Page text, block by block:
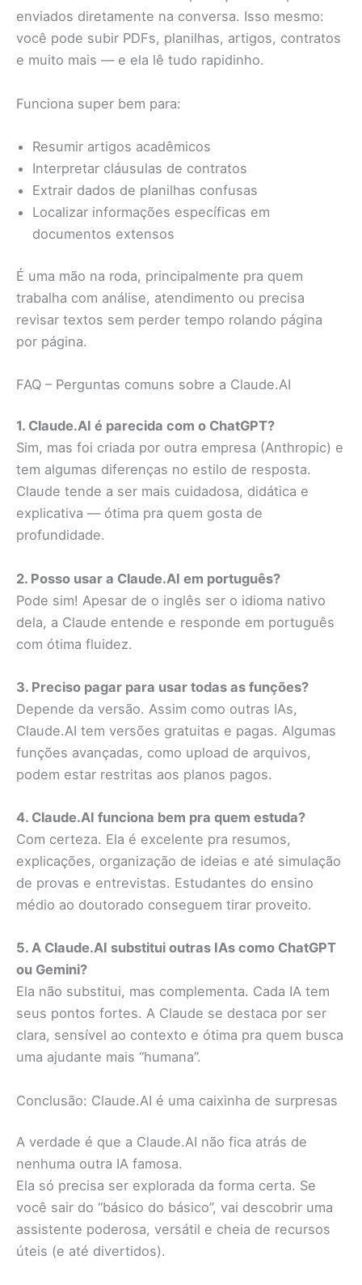
enviados diretamente na conversa. Isso mesmo:
você pode subir PDFs, planilhas, artigos, contratos
e muito mais — e ela lê tudo rapidinho.
Funciona super bem para:
Resumir artigos acadêmicos
Interpretar cláusulas de contratos
Extrair dados de planilhas confusas
Localizar informações específicas em
documentos extensos
É uma mão na roda, principalmente pra quem
trabalha com análise, atendimento ou precisa
revisar textos sem perder tempo rolando página
por página.
FAQ – Perguntas comuns sobre a Claude.AI
1. Claude.AI é parecida com o ChatGPT?
Sim, mas foi criada por outra empresa (Anthropic) e
tem algumas diferenças no estilo de resposta.
Claude tende a ser mais cuidadosa, didática e
explicativa — ótima pra quem gosta de
profundidade.
2. Posso usar a Claude.AI em português?
Pode sim! Apesar de o inglês ser o idioma nativo
dela, a Claude entende e responde em português
com ótima fluidez.
3. Preciso pagar para usar todas as funções?
Depende da versão. Assim como outras IAs,
Claude.AI tem versões gratuitas e pagas. Algumas
funções avançadas, como upload de arquivos,
podem estar restritas aos planos pagos.
4. Claude.AI funciona bem pra quem estuda?
Com certeza. Ela é excelente pra resumos,
explicações, organização de ideias e até simulação
de provas e entrevistas. Estudantes do ensino
médio ao doutorado conseguem tirar proveito.
5. A Claude.AI substitui outras IAs como ChatGPT
ou Gemini?
Ela não substitui, mas complementa. Cada IA tem
seus pontos fortes. A Claude se destaca por ser
clara, sensível ao contexto e ótima pra quem busca
uma ajudante mais “humana”.
Conclusão: Claude.AI é uma caixinha de surpresas
A verdade é que a Claude.AI não fica atrás de
nenhuma outra IA famosa.
Ela só precisa ser explorada da forma certa. Se
você sair do “básico do básico”, vai descobrir uma
assistente poderosa, versátil e cheia de recursos
úteis (e até divertidos).